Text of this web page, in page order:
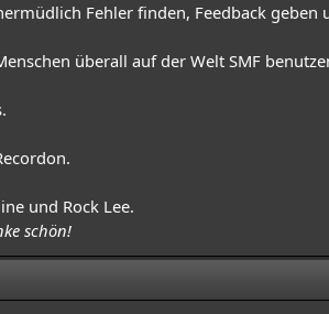
Fehler finden, Feedback
überall auf der Welt SMF
und Rock Lee.
schön!